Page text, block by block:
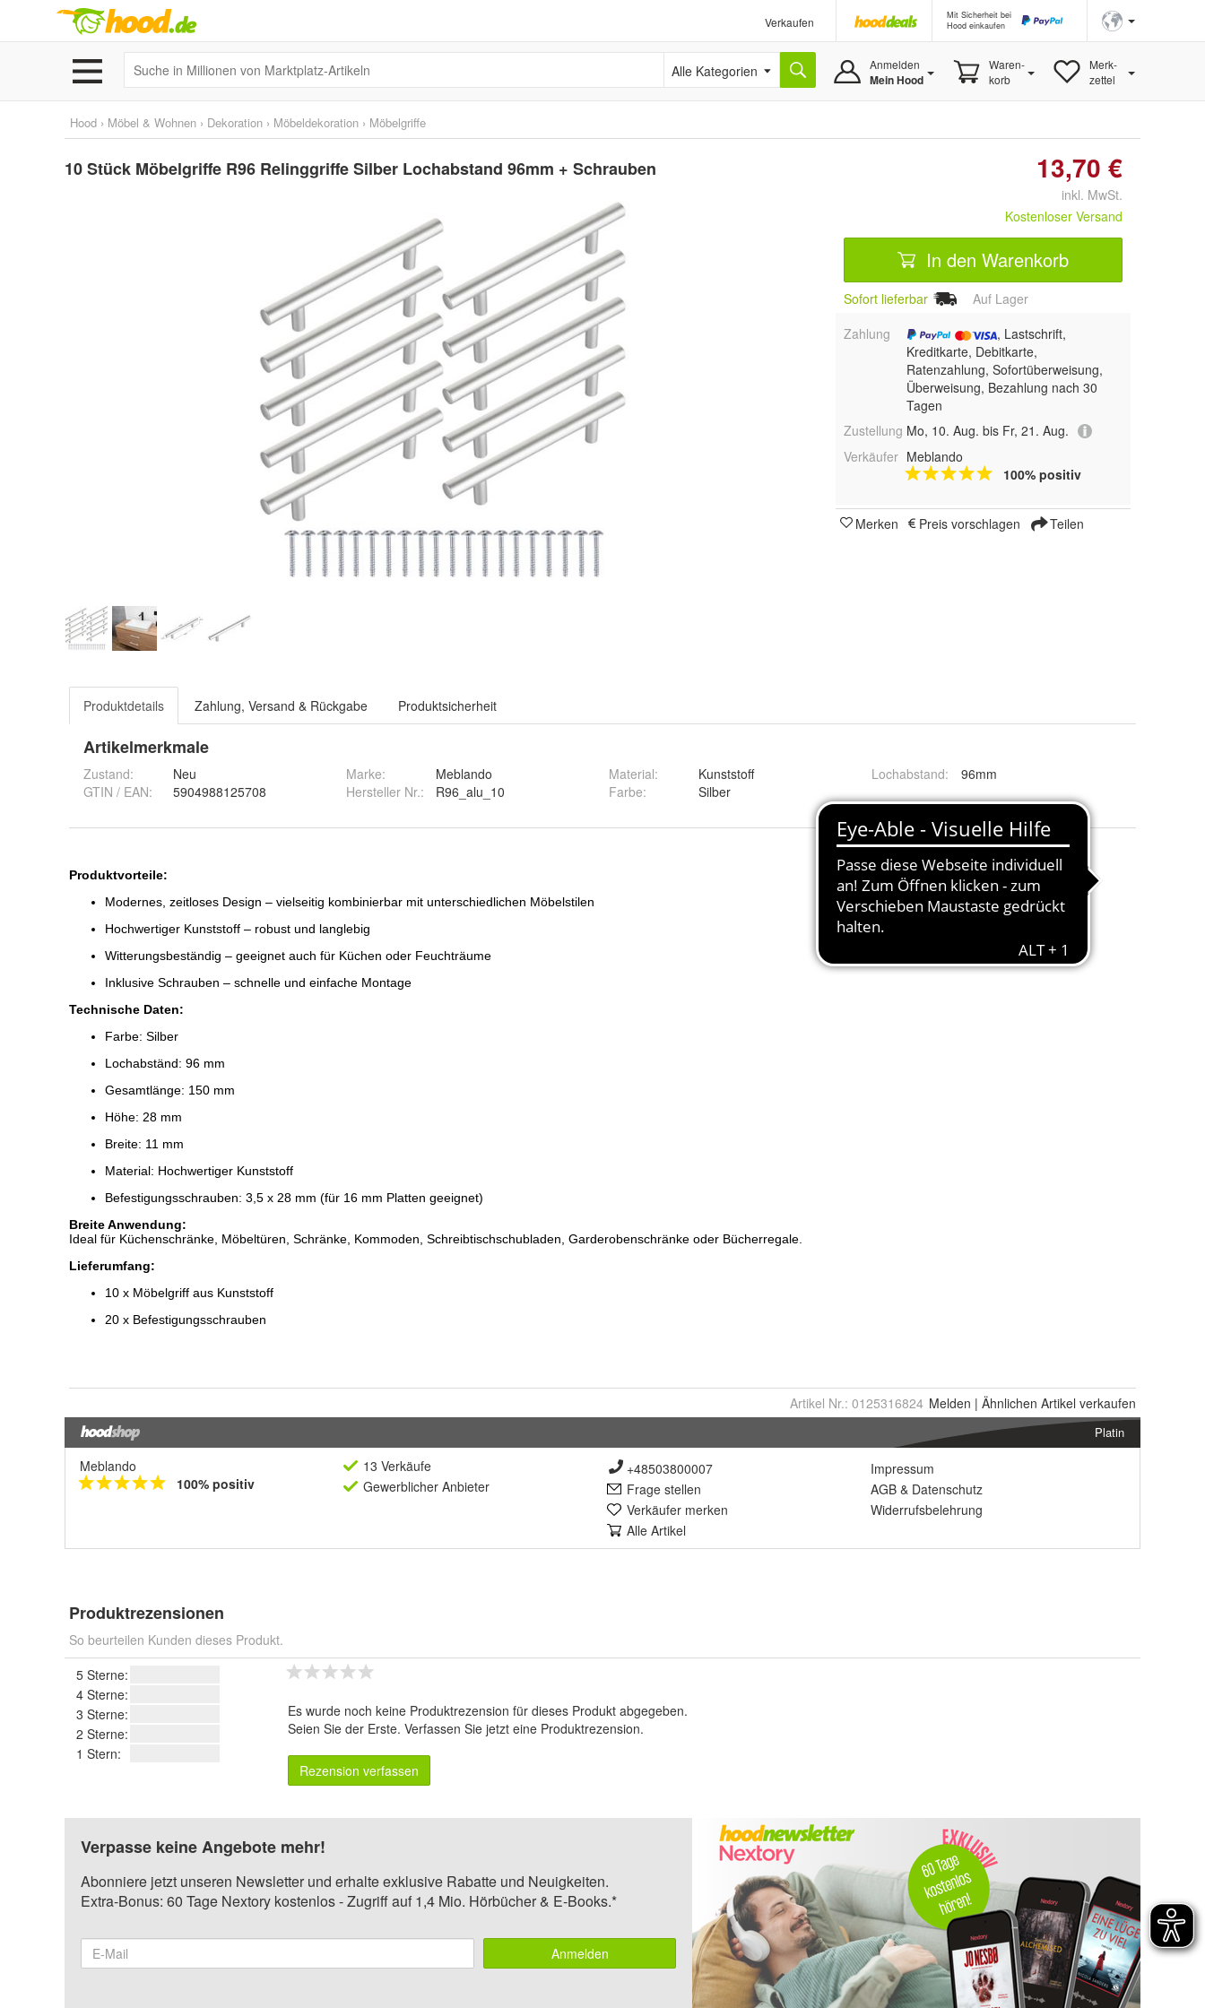
Verkaufen
Mit Sicherheit bei
Hood einkaufen
Alle Kategorien Anmelden
Mein Hood
Waren-
korb
Merk-
zettel
Hood › Möbel & Wohnen › Dekoration › Möbeldekoration › Möbelgriffe
10 Stück Möbelgriffe R96 Relinggriffe Silber Lochabstand 96mm + Schrauben 13,70 €
inkl. MwSt.
Kostenloser Versand
In den Warenkorb
Sofort lieferbar
Auf Lager
Zahlung
, Lastschrift,
Kreditkarte, Debitkarte,
Ratenzahlung, Sofortüberweisung,
Überweisung, Bezahlung nach 30
Tagen
Zustellung Mo, 10. Aug. bis Fr, 21. Aug.
Verkäufer Meblando
100% positiv
Merken Preis vorschlagen Teilen
Produktdetails Zahlung, Versand & Rückgabe Produktsicherheit
Artikelmerkmale
Zustand:
Neu
GTIN / EAN:
5904988125708
Marke:
Meblando
Hersteller Nr.:
R96_alu_10
Material:
Kunststoff
Farbe: Silber
Lochabstand: 96mm
Artikel Nr.: 0125316824 Melden | Ähnlichen Artikel verkaufen
Platin
Meblando
100% positiv
13 Verkäufe
Gewerblicher Anbieter
+48503800007
Frage stellen
Verkäufer merken
Alle Artikel
Impressum
AGB & Datenschutz
Widerrufsbelehrung
Produktrezensionen
So beurteilen Kunden dieses Produkt.
5 Sterne:
4 Sterne:
3 Sterne:
2 Sterne:
1 Stern:
Es wurde noch keine Produktrezension für dieses Produkt abgegeben.
Seien Sie der Erste. Verfassen Sie jetzt eine Produktrezension.
Rezension verfassen
Verpasse keine Angebote mehr!
Abonniere jetzt unseren Newsletter und erhalte exklusive Rabatte und Neuigkeiten.
Extra-Bonus: 60 Tage Nextory kostenlos - Zugriff auf 1,4 Mio. Hörbücher & E-Books.*
Anmelden